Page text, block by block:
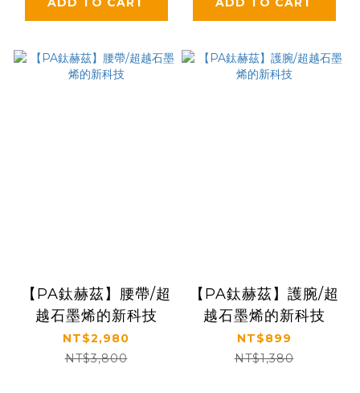
【PA鈦赫茲】腰帶/超
越石墨烯的新科技
NT$2,980
NT$3,800
【PA鈦赫茲】護腕/超
越石墨烯的新科技
NT$899
NT$1,380